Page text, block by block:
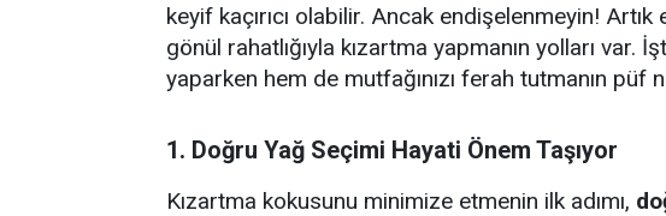
keyif kaçırıcı olabilir. Ancak endişelenmeyin!
gönül rahatlığıyla kızartma yapmanın yolları var.
yaparken hem de mutfağınızı ferah tutmanın püf
1. Doğru Yağ Seçimi Hayati Önem Taşıyor
Kızartma kokusunu minimize etmenin ilk adımı,